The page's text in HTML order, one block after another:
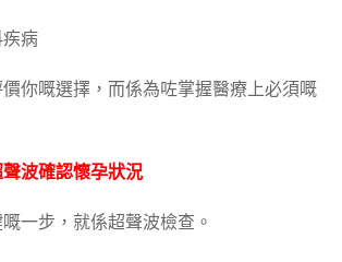
病
你嘅選擇，而係為咗掌握醫療上必須嘅
波確認懷孕狀況
一步，就係超聲波檢查。